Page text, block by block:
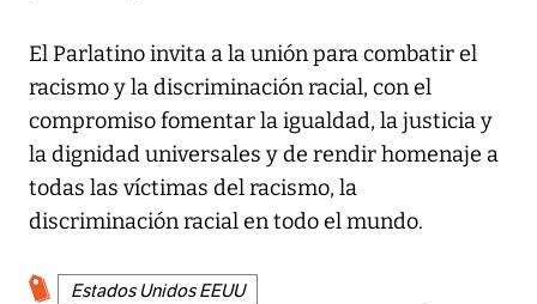
El Parlatino invita a la unión para combatir el
racismo y la discriminación racial, con el
compromiso fomentar la igualdad, la justicia y
la dignidad universales y de rendir homenaje a
todas las víctimas del racismo, la
discriminación racial en todo el mundo.
Estados Unidos EEUU